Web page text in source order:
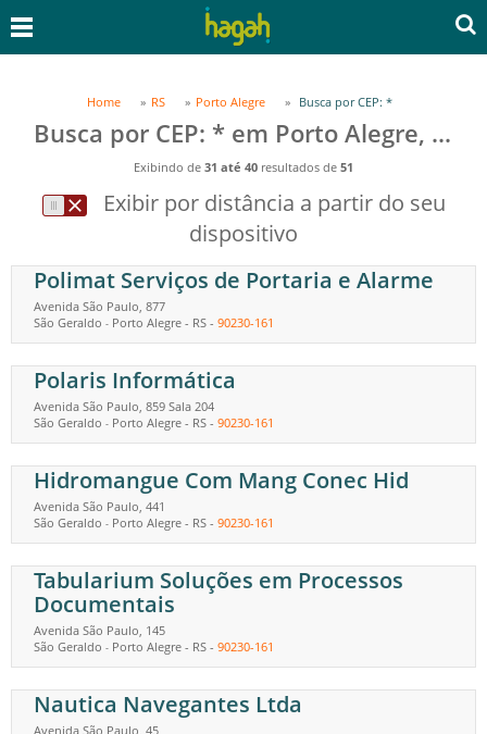
Home RS Porto Alegre Busca por CEP: *
Busca por CEP: * em Porto Alegre, RS
Exibindo de 31 até 40 resultados de 51
Exibir por distância a partir do seu
dispositivo
Polimat Serviços de Portaria e Alarme
Avenida São Paulo, 877
São Geraldo - Porto Alegre - RS - 90230-161
Polaris Informática
Avenida São Paulo, 859 Sala 204
São Geraldo - Porto Alegre - RS - 90230-161
Hidromangue Com Mang Conec Hid
Avenida São Paulo, 441
São Geraldo - Porto Alegre - RS - 90230-161
Tabularium Soluções em Processos
Documentais
Avenida São Paulo, 145
São Geraldo - Porto Alegre - RS - 90230-161
Nautica Navegantes Ltda
Avenida São Paulo, 45